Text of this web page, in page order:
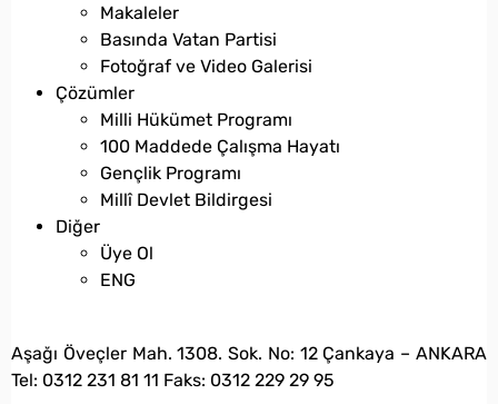
Makaleler
Basında Vatan Partisi
Fotoğraf ve Video Galerisi
Çözümler
Milli Hükümet Programı
100 Maddede Çalışma Hayatı
Gençlik Programı
Millî Devlet Bildirgesi
Diğer
Üye Ol
ENG
Aşağı Öveçler Mah. 1308. Sok. No: 12 Çankaya – ANKARA
Tel: 0312 231 81 11 Faks: 0312 229 29 95